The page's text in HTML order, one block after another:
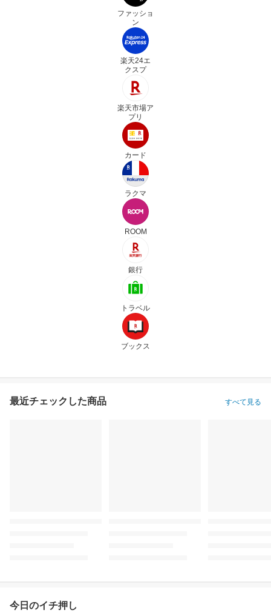
ファッショ
ン
楽天24エ
クスプ
楽天市場ア
プリ
カード
ラクマ
ROOM
銀行
トラベル
ブックス
最近チェックした商品 すべて見る
今日のイチ押し